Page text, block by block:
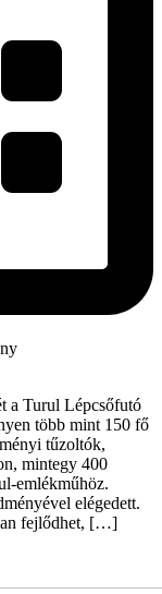
a Turul Lépcsőfutó
több mint 150 fő
tűzoltók,
mintegy 400
emlékműhöz.
elégedett.
fejlődhet, […]